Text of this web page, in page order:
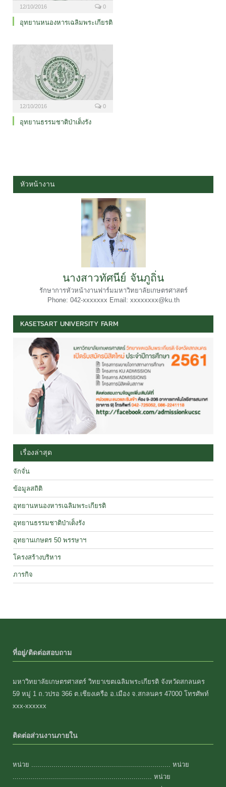
12/10/2016 0
อุทยานหนองหารเฉลิมพระเกียรติ
12/10/2016 0
อุทยานธรรมชาติป่าเต็งรัง
หัวหน้างาน
นางสาวทัศนีย์ จันภูถิ่น
รักษาการหัวหน้างานฟาร์มมหาวิทยาลัยเกษตรศาสตร์
Phone: 042-xxxxxxx Email: xxxxxxxx@ku.th
KASETSART UNIVERSITY FARM
เรื่องล่าสุด
จักจั่น
ข้อมูลสถิติ
อุทยานหนองหารเฉลิมพระเกียรติ
อุทยานธรรมชาติป่าเต็งรัง
อุทยานเกษตร 50 พรรษาฯ
โครงสร้างบริหาร
ภารกิจ
ที่อยู่/ติดต่อสอบถาม
มหาวิทยาลัยเกษตรศาสตร์ วิทยาเขตเฉลิมพระเกียรติ จังหวัดสกลนคร
59 หมู่ 1 ถ.วปรอ 366 ต.เชียงเครือ อ.เมือง จ.สกลนคร 47000 โทรศัพท์
xxx-xxxxxx
ติดต่อส่วนงานภายใน
หน่วย ..................................................................... หน่วย
..................................................................... หน่วย